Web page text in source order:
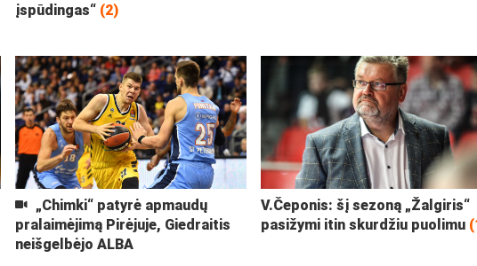
įspūdingas“ (2)
„Chimki“ patyrė apmaudų
pralaimėjimą Pirėjuje, Giedraitis
neišgelbėjo ALBA
V.Čeponis: šį sezoną „Žalgiris“
pasižymi itin skurdžiu puolimu